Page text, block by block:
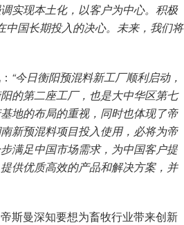
实现本土化，以客户为中心。积极
中国长期投入的决心。未来，我们将
“今日衡阳预混料新工厂顺利启动，
的第二座工厂，也是大中华区第七
地的布局的重视，同时也体现了帝
新预混料项目投入使用，必将为帝
满足中国市场需求，为中国客户提
供优质高效的产品和解决方案，并
斯曼深知要想为畜牧行业带来创新